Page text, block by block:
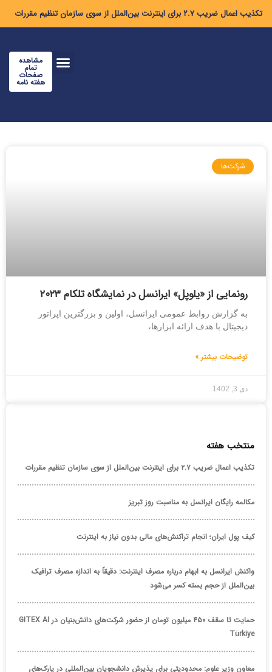
تکذیب اعمال ضریب ۲.۷ برای اینترنت بین‌الملل از سوی سازمان تنظیم مقررات
مشاهده
تمام
صفحات
هفته نامه
شرکت‌ها
رونمایی از «یلوپل» ایرانسل در نمایشگاه تلکام ۲۰۲۳
به گزارش روابط عمومی ایرانسل، اولین و بزرگترین اپراتور
دیجیتال با هدف ارائه ابزارها،
توضیحات بیشتر »
دی 3, 1402
منتخب هفته
تکذیب اعمال ضریب ۲.۷ برای اینترنت بین‌الملل از سوی سازمان تنظیم مقررات
مکالمه رایگان ایرانسل به مناسبت روز تبریز
کیف پول ایران؛ انجام تراکنش‌های مالی بدون نیاز به اینترنت
واکنش ایرانسل به ابهام درباره مصرف اینترنت: دقیقاً به اندازه مصرف ترافیک
بین‌الملل از حجم بسته کسر می‌شود
حمایت تا سقف ۴۵۰ میلیون تومان از حضور شرکت‌های دانش‌بنیان در GITEX AI
Türkiye
معاون وزیر علوم: محدودیتی برای پذیرش دانشجویان بین‌المللی در پارک‌های